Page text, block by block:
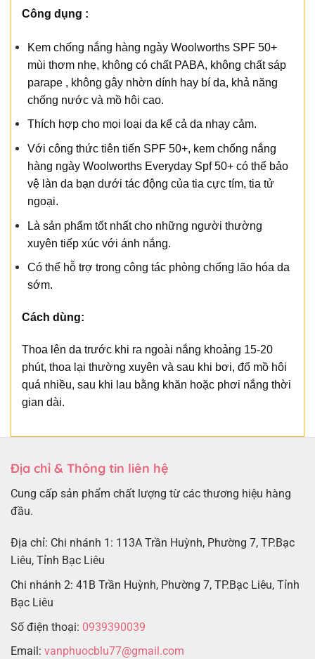
Công dụng :
Kem chống nắng hàng ngày Woolworths SPF 50+
mùi thơm nhẹ, không có chất PABA, không chất sáp
parape , không gây nhờn dính hay bí da, khả năng
chống nước và mồ hôi cao.
Thích hợp cho mọi loại da kể cả da nhạy cảm.
Với công thức tiên tiến SPF 50+, kem chống nắng
hàng ngày Woolworths Everyday Spf 50+ có thể bảo
vệ làn da bạn dưới tác động của tia cực tím, tia tử
ngoại.
Là sản phẩm tốt nhất cho những người thường
xuyên tiếp xúc với ánh nắng.
Có thể hỗ trợ trong công tác phòng chống lão hóa da
sớm.
Cách dùng:
Thoa lên da trước khi ra ngoài nắng khoảng 15-20
phút, thoa lại thường xuyên và sau khi bơi, đổ mồ hôi
quá nhiều, sau khi lau bằng khăn hoặc phơi nắng thời
gian dài.
Địa chỉ & Thông tin liên hệ
Cung cấp sản phẩm chất lượng từ các thương hiệu hàng
đầu.
Địa chỉ: Chi nhánh 1: 113A Trần Huỳnh, Phường 7, TP.Bạc
Liêu, Tỉnh Bạc Liêu
Chi nhánh 2: 41B Trần Huỳnh, Phường 7, TP.Bạc Liêu, Tỉnh
Bạc Liêu
Số điện thoại: 0939390039
Email: vanphuocblu77@gmail.com